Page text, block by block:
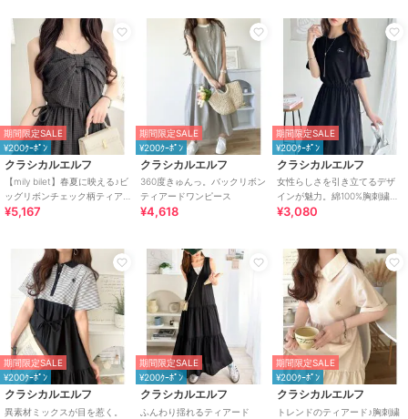
期間限定SALE
¥200ｸｰﾎﾟﾝ
クラシカルエルフ
【mily bilet】春夏に映える♪ビ
ッグリボンチェック柄ティア
ードワンピース（ロング丈）
¥5,167
期間限定SALE
¥200ｸｰﾎﾟﾝ
クラシカルエルフ
360度きゅんっ。バックリボン
ティアードワンピース
¥4,618
期間限定SALE
¥200ｸｰﾎﾟﾝ
クラシカルエルフ
女性らしさを引き立てるデザ
インが魅力。綿100%胸刺繍ド
ロストティアードワンピース
¥3,080
期間限定SALE
¥200ｸｰﾎﾟﾝ
クラシカルエルフ
異素材ミックスが目を惹く。
期間限定SALE
¥200ｸｰﾎﾟﾝ
クラシカルエルフ
ふんわり揺れるティアード
期間限定SALE
¥200ｸｰﾎﾟﾝ
クラシカルエルフ
トレンドのティアード♪胸刺繍